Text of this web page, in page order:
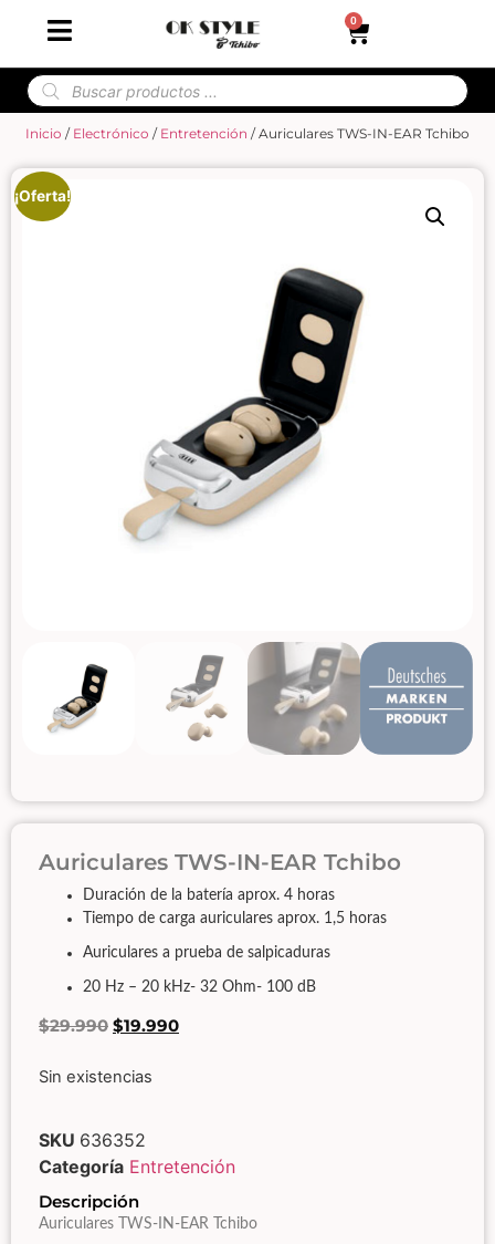
0
Inicio / Electrónico / Entretención / Auriculares TWS-IN-EAR Tchibo
¡Oferta!
Auriculares TWS-IN-EAR Tchibo
Duración de la batería aprox. 4 horas
Tiempo de carga auriculares aprox. 1,5 horas
Auriculares a prueba de salpicaduras
20 Hz – 20 kHz- 32 Ohm- 100 dB
$29.990 $19.990
Sin existencias
SKU 636352
Categoría Entretención
Descripción
Auriculares TWS-IN-EAR Tchibo